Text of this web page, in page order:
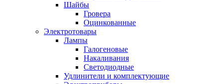
Шайбы
Гровера
Оцинкованные
Электротовары
Лампы
Галогеновые
Накаливания
Светодиодные
Удлинители и комплектующие